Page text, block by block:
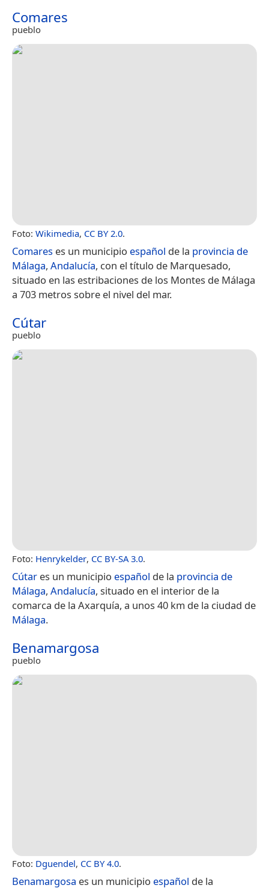
Comares
pueblo
Foto: Wikimedia, CC BY 2.0.
Comares es un municipio español de la provincia de
Málaga, Andalucía, con el título de Marquesado,
situado en las estribaciones de los Montes de Málaga
a 703 metros sobre el nivel del mar.
Cútar
pueblo
Foto: Henrykelder, CC BY-SA 3.0.
Cútar es un municipio español de la provincia de
Málaga, Andalucía, situado en el interior de la
comarca de la Axarquía, a unos 40 km de la ciudad de
Málaga.
Benamargosa
pueblo
Foto: Dguendel, CC BY 4.0.
Benamargosa es un municipio español de la